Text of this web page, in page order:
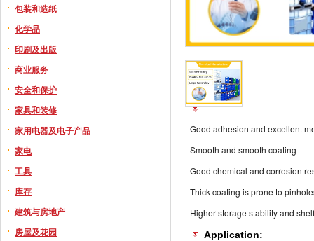
包装和造纸
化学品
印刷及出版
商业服务
安全和保护
家具和装修
家用电器及电子产品
家电
工具
库存
建筑与房地产
房屋及花园
–Good adhesion and excellent
–Smooth and smooth coating
–Good chemical and corrosion
–Thick coating is prone to
–Higher storage stability and
Application: